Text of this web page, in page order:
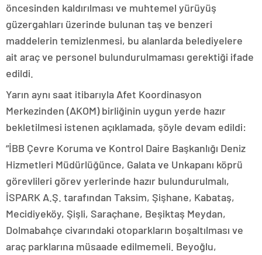
öncesinden kaldırılması ve muhtemel yürüyüş
güzergahları üzerinde bulunan taş ve benzeri
maddelerin temizlenmesi, bu alanlarda belediyelere
ait araç ve personel bulundurulmaması gerektiği ifade
edildi.
Yarın aynı saat itibarıyla Afet Koordinasyon
Merkezinden (AKOM) birliğinin uygun yerde hazır
bekletilmesi istenen açıklamada, şöyle devam edildi:
“İBB Çevre Koruma ve Kontrol Daire Başkanlığı Deniz
Hizmetleri Müdürlüğünce, Galata ve Unkapanı köprü
görevlileri görev yerlerinde hazır bulundurulmalı,
İSPARK A.Ş. tarafından Taksim, Şişhane, Kabataş,
Mecidiyeköy, Şişli, Saraçhane, Beşiktaş Meydan,
Dolmabahçe civarındaki otoparkların boşaltılması ve
araç parklarına müsaade edilmemeli. Beyoğlu,